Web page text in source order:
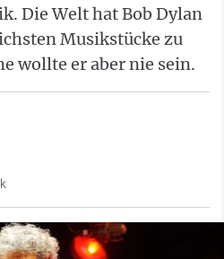
Die Welt hat Bob Dylan
Musikstücke zu
wollte er aber nie sein.